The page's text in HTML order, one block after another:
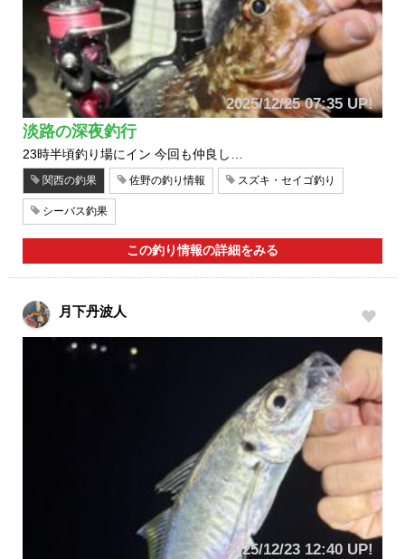
2025/12/25 07:35 UP!
淡路の深夜釣行
23時半頃釣り場にイン 今回も仲良し…
関西の釣果 佐野の釣り情報 スズキ・セイゴ釣り
シーバス釣果
この釣り情報の詳細をみる
月下丹波人
2025/12/23 12:40 UP!